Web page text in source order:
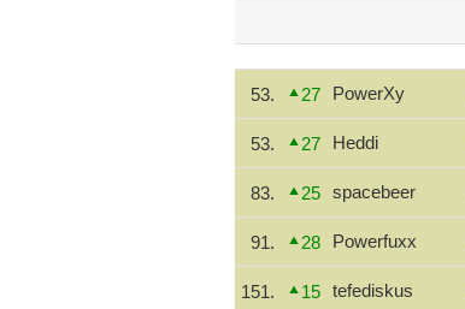
53. 27 PowerXy
53. 27 Heddi
83. 25 spacebeer
91. 28 Powerfuxx
151. 15 tefediskus